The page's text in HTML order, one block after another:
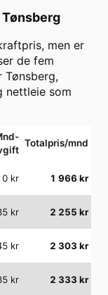
Tønsberg
men er
de fem
Tønsberg,
nettleie som
Totalpris/mnd
0 kr 1 966 kr
kr 2 255 kr
kr 2 303 kr
kr 2 333 kr